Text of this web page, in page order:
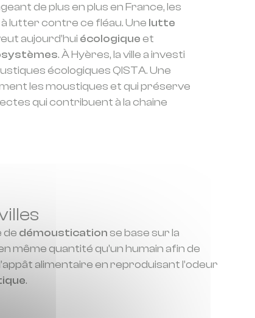
de plus en plus en France, les
lutter contre ce fléau. Une lutte
aujourd’hui écologiqueet
. À Hyères, la ville a investi
écologiques QISTA. Une
les moustiques et qui préserve
qui contribuent à la chaine
de démoustication se base sur la
même quantité qu’un humain afin de
alimentaire en reproduisant l’odeur
.